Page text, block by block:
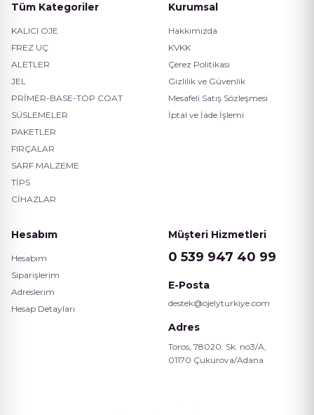
Tüm Kategoriler
KALICI OJE
FREZ UÇ
ALETLER
JEL
PRİMER-BASE-TOP COAT
SÜSLEMELER
PAKETLER
FIRÇALAR
SARF MALZEME
TİPS
CİHAZLAR
Kurumsal
Hakkımızda
KVKK
Çerez Politikası
Gizlilik ve Güvenlik
Mesafeli Satış Sözleşmesi
İptal ve İade İşlemi
Hesabım
Hesabım
Siparişlerim
Adreslerim
Hesap Detayları
Müşteri Hizmetleri
0 539 947 40 99
E-Posta
destek@ojelyturkiye.com
Adres
Toros, 78020. Sk. no3/A,
01170 Çukurova/Adana